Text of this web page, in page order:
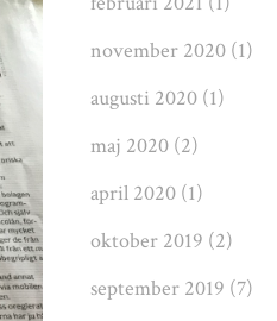
november 2020 (1)
augusti 2020 (1)
maj 2020 (2)
april 2020 (1)
oktober 2019 (2)
september 2019 (7)